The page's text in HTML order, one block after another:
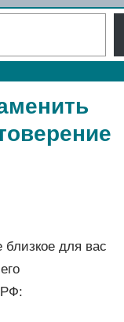
для вас
РФ: